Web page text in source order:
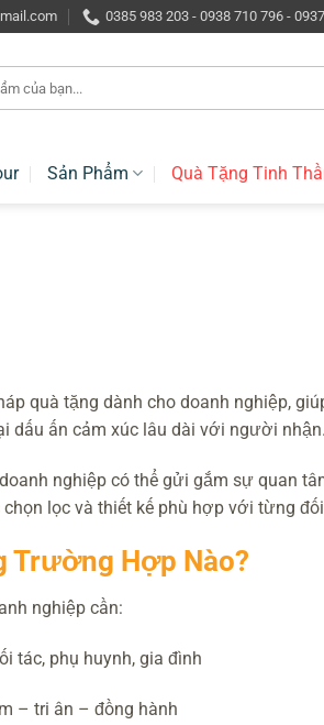
0385 983 203 - 0938 710 796 -
Sản Phẩm Quà Tặng Tinh
quà tặng dành cho doanh nghiệp,
dấu ấn cảm xúc lâu dài với người nhận.
nghiệp có thể gửi gắm sự quan
lọc và thiết kế phù hợp với từng
Trường Hợp Nào?
nghiệp cần:
tác, phụ huynh, gia đình
– tri ân – đồng hành